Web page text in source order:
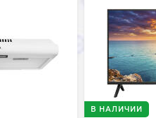
В НАЛИЧИИ